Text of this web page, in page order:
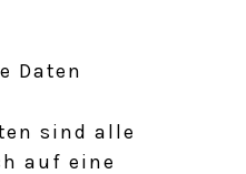
Daten
sind alle
auf eine